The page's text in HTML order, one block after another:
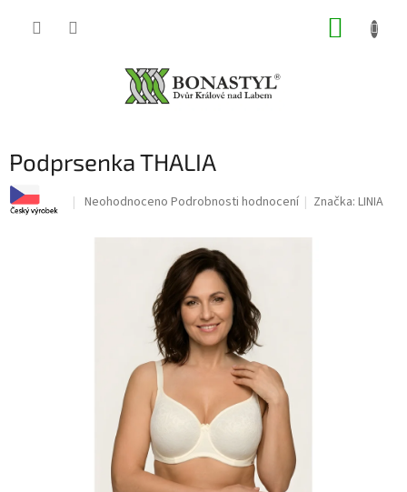
Podprsenka THALIA
Průměrné
produktu
Neohodnoceno Podrobnosti hodnocení Značka:LINIA